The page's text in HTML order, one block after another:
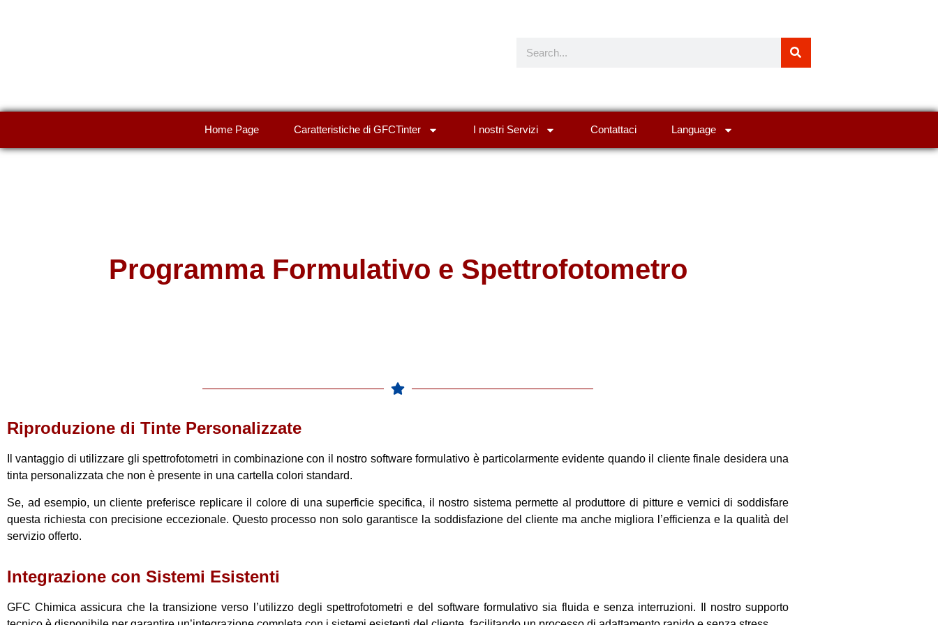
Home Page Caratteristiche di GFCTinter I nostri Servizi Contattaci Language
Programma Formulativo e Spettrofotometro
Riproduzione di Tinte Personalizzate
Il vantaggio di utilizzare gli spettrofotometri in combinazione con il nostro software formulativo è particolarmente evidente quando il cliente finale desidera una
tinta personalizzata che non è presente in una cartella colori standard.
Se, ad esempio, un cliente preferisce replicare il colore di una superficie specifica, il nostro sistema permette al produttore di pitture e vernici di soddisfare
questa richiesta con precisione eccezionale. Questo processo non solo garantisce la soddisfazione del cliente ma anche migliora l’efficienza e la qualità del
servizio offerto.
Integrazione con Sistemi Esistenti
GFC Chimica assicura che la transizione verso l’utilizzo degli spettrofotometri e del software formulativo sia fluida e senza interruzioni. Il nostro supporto